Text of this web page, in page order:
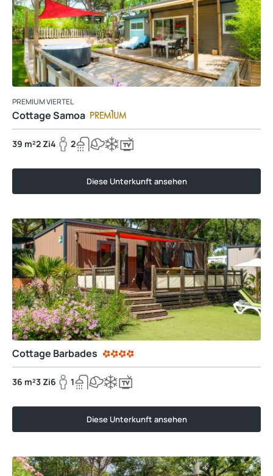
PREMIUM VIERTEL
Cottage Samoa
39 m²2 Zi4 2
Diese Unterkunft ansehen
Cottage Barbades
36 m²3 Zi6 1
Diese Unterkunft ansehen